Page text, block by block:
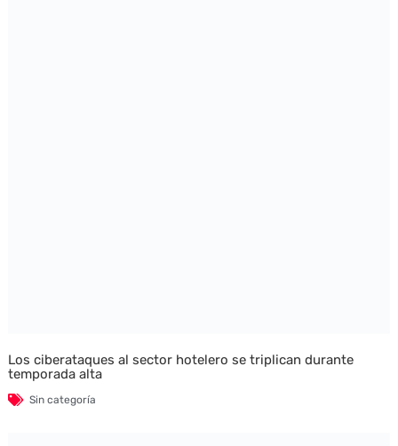
Los ciberataques al sector hotelero se triplican durante
temporada alta
Sin categoría